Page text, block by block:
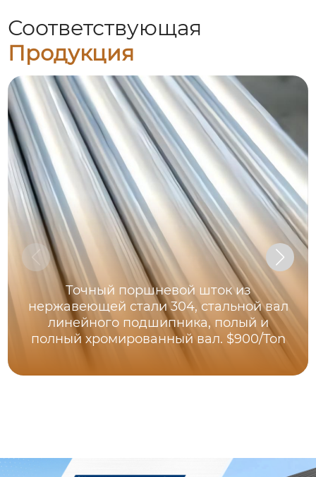
Соответствующая
Продукция
Точный поршневой шток из
нержавеющей стали 304, стальной вал
линейного подшипника, полый и
полный хромированный вал. $900/Ton